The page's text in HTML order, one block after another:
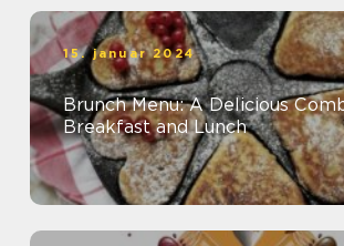
15. januar 2024
Brunch Menu: A Delicious
Breakfast and Lunch